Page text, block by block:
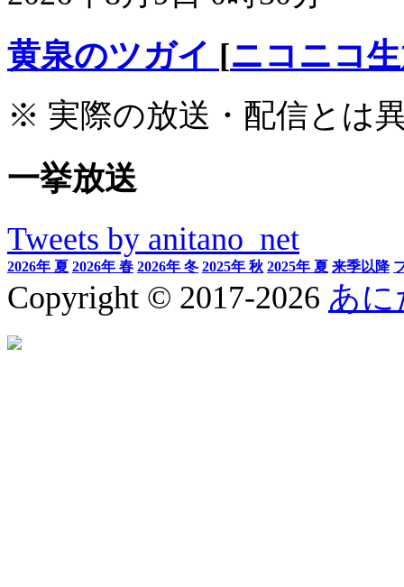
黄泉のツガイ [ニコニコ
※ 実際の放送・配信とは
一挙放送
Tweets by anitano_net
2026年 夏 2026年 春 2026年 冬 2025年 秋 2025年 夏 来季以降
Copyright © 2017-2026 あに